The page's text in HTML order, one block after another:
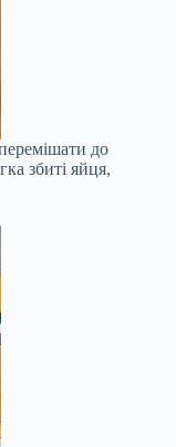
до
збиті яйця,